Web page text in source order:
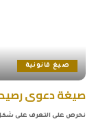
صيغ قانونية
صيغة دعوى رصيد
نحرص على التعرف على شكل